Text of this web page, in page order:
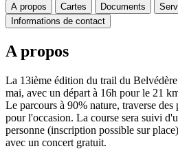
A propos Cartes Documents
Informations de contact
A propos
La 13ième édition du trail du
mai, avec un départ à 16h pour le 21
Le parcours à 90% nature, traverse
pour l'occasion. La course sera suivi
personne (inscription possible sur
avec un concert gratuit.